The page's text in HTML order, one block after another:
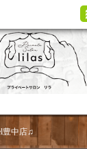
豊中店♫